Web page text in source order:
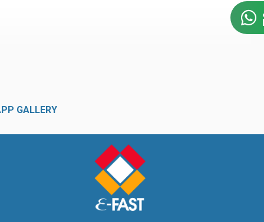
GALLERY